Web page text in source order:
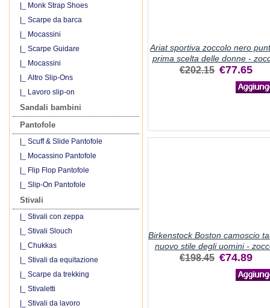
|_ Monk Strap Shoes
|_ Scarpe da barca
|_ Mocassini
|_ Scarpe Guidare
|_ Mocassini
|_ Altro Slip-Ons
|_ Lavoro slip-on
Sandali bambini
Pantofole
|_ Scuff & Slide Pantofole
|_ Mocassino Pantofole
|_ Flip Flop Pantofole
|_ Slip-On Pantofole
Stivali
|_ Stivali con zeppa
|_ Stivali Slouch
|_ Chukkas
|_ Stivali da equitazione
|_ Scarpe da trekking
|_ Stivaletti
|_ Stivali da lavoro
Ariat sportiva zoccolo nero
prima scelta delle donne -
€202.15 €77.65
Birkenstock Boston camoscio
nuovo stile degli uomini -
€198.45 €74.89